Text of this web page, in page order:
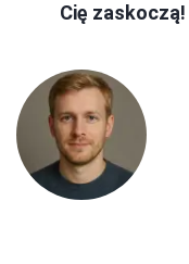
Cię zaskoczą!